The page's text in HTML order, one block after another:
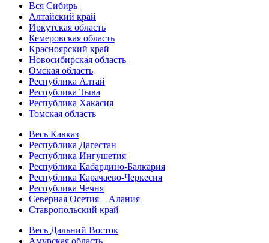
Вся Сибирь
Алтайский край
Иркутская область
Кемеровская область
Красноярский край
Новосибирская область
Омская область
Республика Алтай
Республика Тыва
Республика Хакасия
Томская область
Весь Кавказ
Республика Дагестан
Республика Ингушетия
Республика Кабардино-Балкария
Республика Карачаево-Черкесия
Республика Чечня
Северная Осетия – Алания
Ставропольский край
Весь Дальний Восток
Амурская область